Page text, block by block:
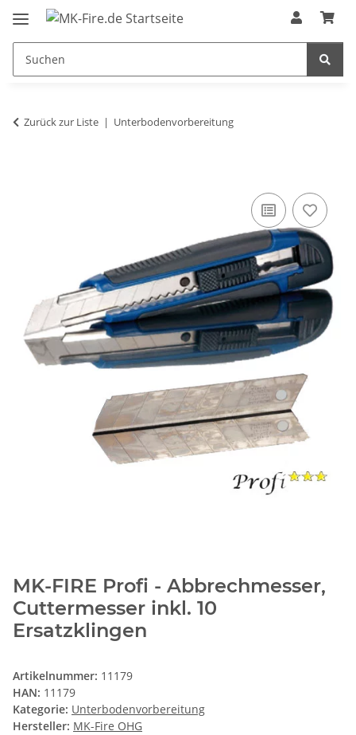
Zurück zur Liste Unterbodenvorbereitung
MK-FIRE Profi - Abbrechmesser,
Cuttermesser inkl. 10
Ersatzklingen
Artikelnummer: 11179
HAN: 11179
Kategorie: Unterbodenvorbereitung
Hersteller: MK-Fire OHG